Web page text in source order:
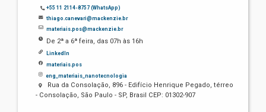
+55 11 2114-8757 (WhatsApp)
thiago.canevari@mackenzie.br
materiais.pos@mackenzie.br
De 2ª a 6ª feira, das 07h às 16h
LinkedIn
materiais.pos
eng_materiais_nanotecnologia
Rua da Consolação, 896 - Edifício Henrique Pegado, térreo
- Consolação, São Paulo - SP, Brasil CEP: 01302-907